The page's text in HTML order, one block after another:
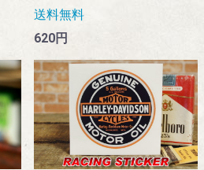
送料無料
620円